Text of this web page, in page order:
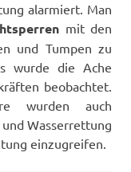
alarmiert. Man
mit den
und Tumpen zu
wurde die Ache
beobachtet.
wurden auch
Wasserrettung
einzugreifen.